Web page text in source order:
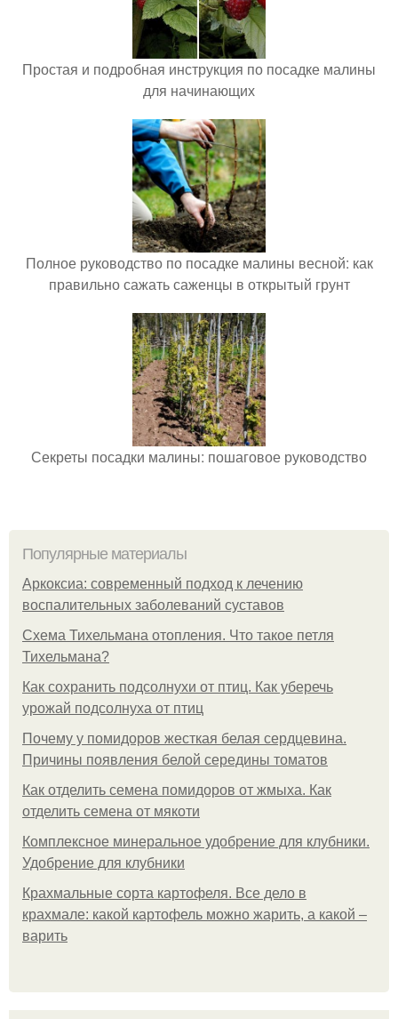
Простая и подробная инструкция по посадке малины
для начинающих
Полное руководство по посадке малины весной: как
правильно сажать саженцы в открытый грунт
Секреты посадки малины: пошаговое руководство
Популярные материалы
Аркоксиа: современный подход к лечению
воспалительных заболеваний суставов
Схема Тихельмана отопления. Что такое петля
Тихельмана?
Как сохранить подсолнухи от птиц. Как уберечь
урожай подсолнуха от птиц
Почему у помидоров жесткая белая сердцевина.
Причины появления белой середины томатов
Как отделить семена помидоров от жмыха. Как
отделить семена от мякоти
Комплексное минеральное удобрение для клубники.
Удобрение для клубники
Крахмальные сорта картофеля. Все дело в
крахмале: какой картофель можно жарить, а какой –
варить